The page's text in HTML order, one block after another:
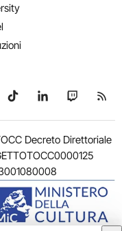
su Telegram
Seguici su TikTok
Seguici su
Seguici
Decreto Direttoriale